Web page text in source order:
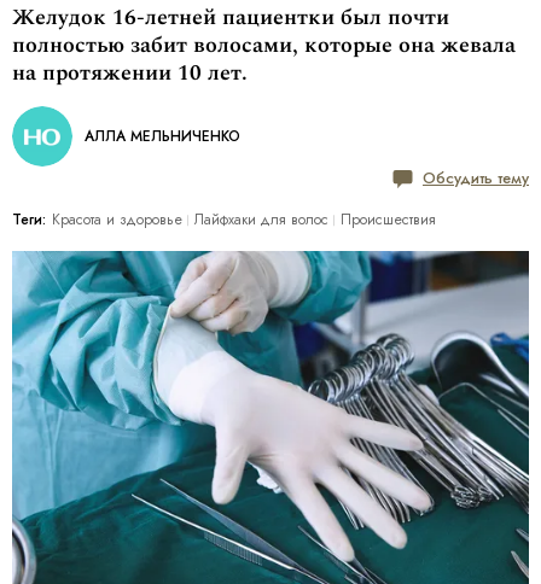
Желудок 16-летней пациентки был почти
полностью забит волосами, которые она жевала
на протяжении 10 лет.
АЛЛА МЕЛЬНИЧЕНКО
Обсудить тему
Теги: Красота и здоровье Лайфхаки для волос Происшествия